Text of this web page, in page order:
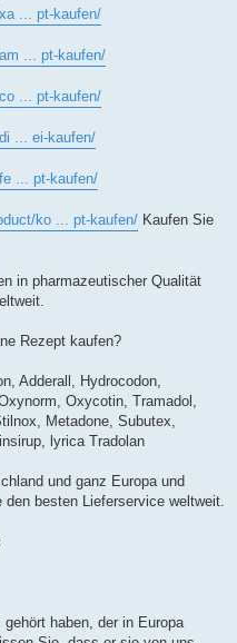
... pt-kaufen/
... pt-kaufen/
... pt-kaufen/
... ei-kaufen/
... pt-kaufen/
ko ... pt-kaufen/ Kaufen Sie
in pharmazeutischer Qualität
Rezept kaufen?
Adderall, Hydrocodon,
Oxycotin, Tramadol,
Metadone, Subutex,
lyrica Tradolan
und ganz Europa und
besten Lieferservice weltweit.
haben, der in Europa